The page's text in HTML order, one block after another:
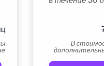
В